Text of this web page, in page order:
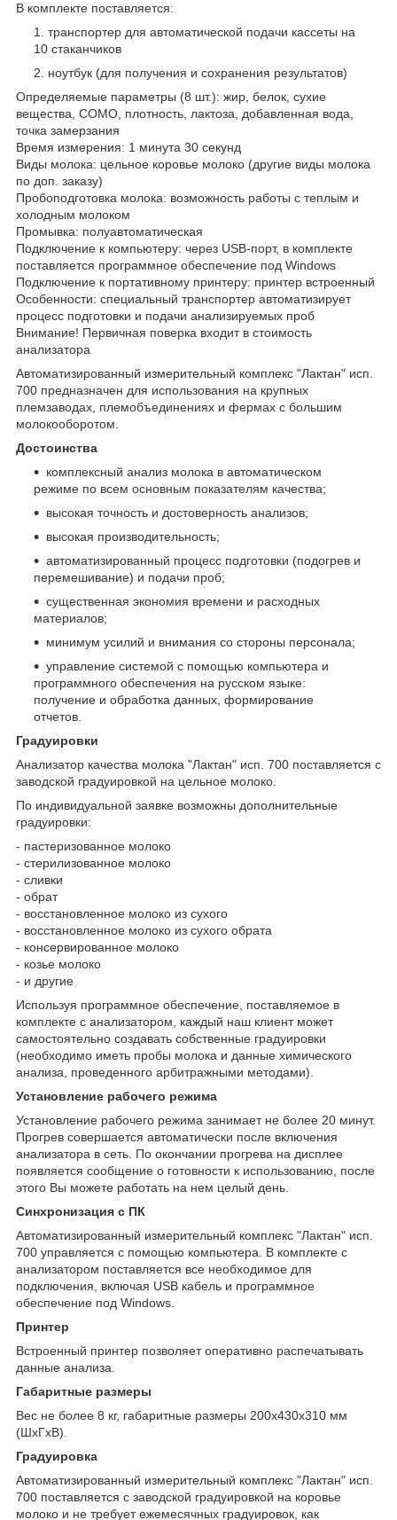
В комплекте поставляется:
транспортер для автоматической подачи кассеты на
10 стаканчиков
ноутбук (для получения и сохранения результатов)
Определяемые параметры (8 шт.): жир, белок, сухие
вещества, СОМО, плотность, лактоза, добавленная вода,
точка замерзания
Время измерения: 1 минута 30 секунд
Виды молока: цельное коровье молоко (другие виды молока
по доп. заказу)
Пробоподготовка молока: возможность работы с теплым и
холодным молоком
Промывка: полуавтоматическая
Подключение к компьютеру: через USB-порт, в комплекте
поставляется программное обеспечение под Windows
Подключение к портативному принтеру: принтер встроенный
Особенности: специальный транспортер автоматизирует
процесс подготовки и подачи анализируемых проб
Внимание! Первичная поверка входит в стоимость
анализатора
Автоматизированный измерительный комплекс "Лактан" исп.
700 предназначен для использования на крупных
племзаводах, племобъединениях и фермах с большим
молокооборотом.
Достоинства
комплексный анализ молока в автоматическом
режиме по всем основным показателям качества;
высокая точность и достоверность анализов;
высокая производительность;
автоматизированный процесс подготовки (подогрев и
перемешивание) и подачи проб;
существенная экономия времени и расходных
материалов;
минимум усилий и внимания со стороны персонала;
управление системой с помощью компьютера и
программного обеспечения на русском языке:
получение и обработка данных, формирование
отчетов.
Градуировки
Анализатор качества молока "Лактан" исп. 700 поставляется с
заводской градуировкой на цельное молоко.
По индивидуальной заявке возможны дополнительные
градуировки:
- пастеризованное молоко
- стерилизованное молоко
- сливки
- обрат
- восстановленное молоко из сухого
- восстановленное молоко из сухого обрата
- консервированное молоко
- козье молоко
- и другие
Используя программное обеспечение, поставляемое в
комплекте с анализатором, каждый наш клиент может
самостоятельно создавать собственные градуировки
(необходимо иметь пробы молока и данные химического
анализа, проведенного арбитражными методами).
Установление рабочего режима
Установление рабочего режима занимает не более 20 минут.
Прогрев совершается автоматически после включения
анализатора в сеть. По окончании прогрева на дисплее
появляется сообщение о готовности к использованию, после
этого Вы можете работать на нем целый день.
Синхронизация с ПК
Автоматизированный измерительный комплекс "Лактан" исп.
700 управляется с помощью компьютера. В комплекте с
анализатором поставляется все необходимое для
подключения, включая USB кабель и программное
обеспечение под Windows.
Принтер
Встроенный принтер позволяет оперативно распечатывать
данные анализа.
Габаритные размеры
Вес не более 8 кг, габаритные размеры 200x430x310 мм
(ШxГxВ).
Градуировка
Автоматизированный измерительный комплекс "Лактан" исп.
700 поставляется с заводской градуировкой на коровье
молоко и не требует ежемесячных градуировок, как